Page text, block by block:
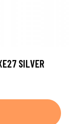
SILVER